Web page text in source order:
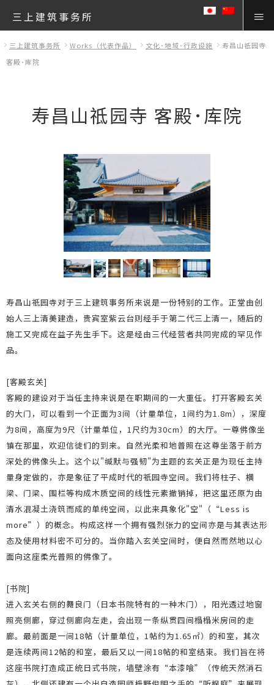
三上建筑事务所
三上建筑事务所 Works（代表作品） 文化･地域･行政设施
寿昌山祗园寺
客殿･库院
寿昌山祗园寺 客殿･库院
寿昌山祇园寺对于三上建筑事务所来说是一份特别的工作。正堂由创
始人三上清美建造，贵宾室紫云台则经手于第二代三上清一，随后的
施工又完成在益子先生手下。这是经由三代经营者共同完成的罕见作
品。
[客殿玄关]
客殿的建设对于当任主持来说是在职期间的一大重任。打开客殿玄关
的大门，可以看到一个正面为3间（计量单位，1间约为1.8m），深度
为8间，高度为9尺（计量单位，1尺约为30cm）的大厅。一尊佛像坐
镇在那里，欢迎信徒们的到来。自然光柔和地普照在这尊坐落于前方
深处的佛像头上。这个以"缄默与强韧"为主题的玄关正是为现任主持
量身定做的，亦是象征了平成时代的祇园寺空间。我们将柱子、横
梁、门梁、围栏等构成木质空间的线性元素撤销掉，把这里还原为由
清水混凝土浇筑而成的单纯空间，以此来具象化"空"（“Less is
more”）的概念。构成这样一个拥有强烈张力的空间亦是与其表达形
态及使用材料密不可分的。当你踏入玄关空间时，便自然而然地以心
面向这座柔光普照的佛像了。
[书院]
进入玄关右侧的舞良门（日本书院特有的一种木门），阳光透过地窗
照亮侧廊，穿过侧廊向左走，会出现一条纵贯四间榻榻米房间的走
廊。最前面是一间18帖（计量单位，1帖约为1.65㎡）的和室，其次
是连续两间12帖的和室，最后又以一间18帖的和室结束。我们旨在将
这座书院打造成正统日式书院，墙壁涂有“本漆喰”（传统天然消石